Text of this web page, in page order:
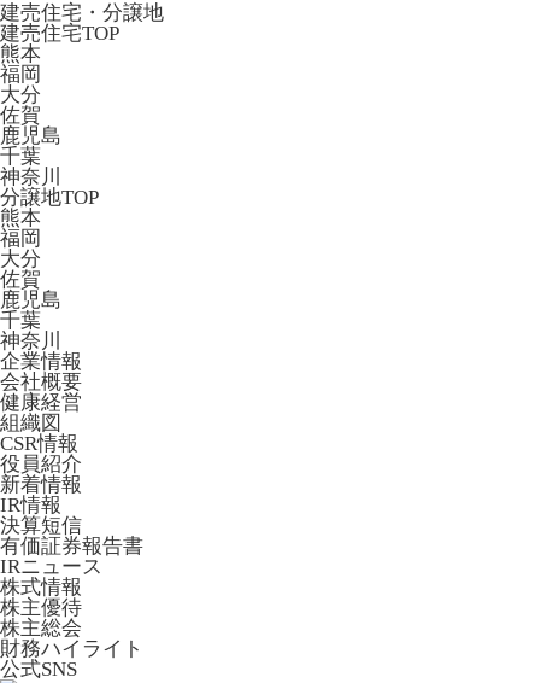
建売住宅・分譲地
建売住宅TOP
熊本
福岡
大分
佐賀
鹿児島
千葉
神奈川
分譲地TOP
熊本
福岡
大分
佐賀
鹿児島
千葉
神奈川
企業情報
会社概要
健康経営
組織図
CSR情報
役員紹介
新着情報
IR情報
決算短信
有価証券報告書
IRニュース
株式情報
株主優待
株主総会
財務ハイライト
公式SNS